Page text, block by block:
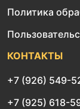
Политика
КОНТАКТЫ
+7 (926) 549-
+7 (925) 618-